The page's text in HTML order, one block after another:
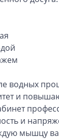
водных
и
и
мышцу